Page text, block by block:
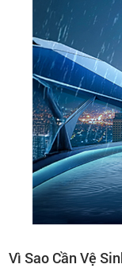
Vì Sao Cần Vệ